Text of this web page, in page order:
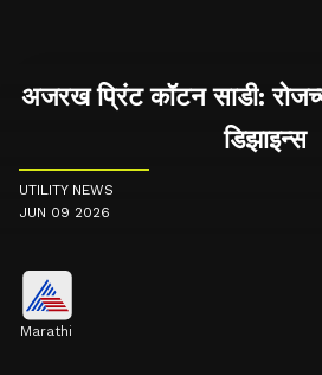
अजरख प्रिंट कॉटन साडी:
डिझाइन्स
UTILITY NEWS
JUN 09 2026
Marathi